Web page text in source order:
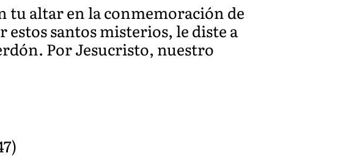
tu altar en la conmemoración de
estos santos misterios, le diste a
Por Jesucristo, nuestro